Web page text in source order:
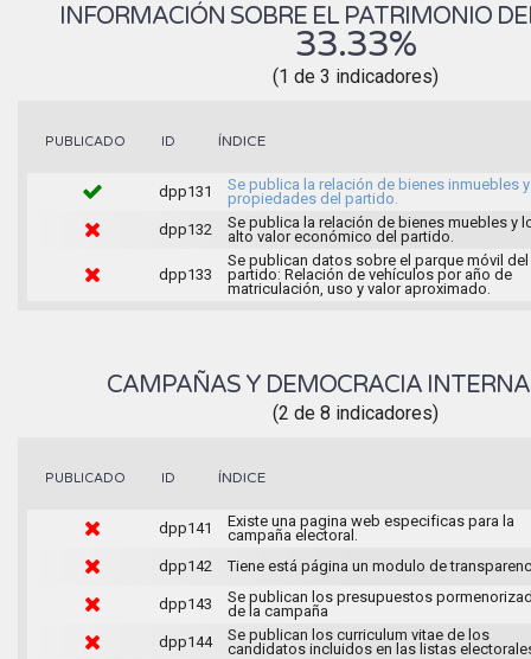
INFORMACIÓN SOBRE EL PATRIMONIO
33.33%
(1 de 3 indicadores)
PUBLICADO ID ÍNDICE
dpp131
Se publica la relación de bienes inmuebles y
propiedades del partido.
dpp132
Se publica la relación de bienes muebles y
alto valor económico del partido.
dpp133
Se publican datos sobre el parque móvil del
partido: Relación de vehículos por año de
matriculación, uso y valor aproximado.
CAMPAÑAS Y DEMOCRACIA
(2 de 8 indicadores)
PUBLICADO ID ÍNDICE
dpp141
Existe una pagina web especificas para la
campaña electoral.
dpp142
Tiene está página un modulo de
dpp143
Se publican los presupuestos
de la campaña
dpp144
Se publican los curriculum vitae de los
candidatos incluidos en las listas